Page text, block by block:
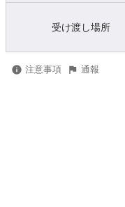
受け渡し場所
注意事項 通報